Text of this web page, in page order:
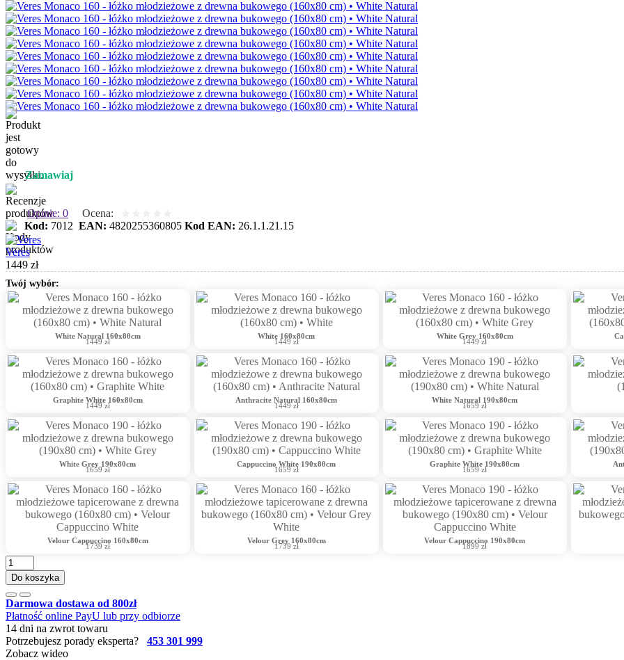
Zamawiaj
Opinie: 0
Ocena:
Kod: 7012 EAN: 4820255360805 Kod EAN: 26.1.1.21.15
Veres
1449 zł
Twój wybór:
White Natural 160x80cm
1449 zł
White 160x80cm
1449 zł
White Grey 160x80cm
1449 zł
Graphite White 160x80cm
1449 zł
Anthracite Natural 160x80cm
1449 zł
White Natural 190x80cm
1659 zł
White Grey 190x80cm
1659 zł
Сappuccino White 190x80cm
1659 zł
Graphite White 190x80cm
1659 zł
Velour Cappuccino 160x80cm
1739 zł
Velour Grey 160x80cm
1739 zł
Velour Cappuccino 190x80cm
1899 zł
Do koszyka
Darmowa dostawa od 800zł
Płatność online PayU lub przy odbiorze
14 dni na zwrot towaru
Potrzebujesz porady eksperta? 453 301 999
Zobacz wideo